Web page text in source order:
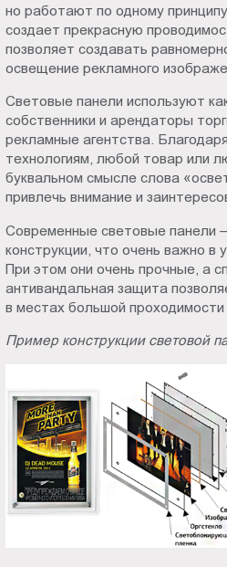
но работают по одному
создает прекрасную
позволяет создавать
освещение рекламного
Световые панели используют
собственники и арендаторы
рекламные агентства.
технологиям, любой товар или
буквальном смысле слова
привлечь внимание и
Современные световые панели
конструкции, что очень важно в
При этом они очень прочные, а
антивандальная защита
в местах большой проходимости
Пример конструкции световой